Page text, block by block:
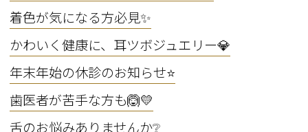
着色が気になる方必見✨
かわいく健康に、耳ツボジュエリー💎
年末年始の休診のお知らせ⭐
歯医者が苦手な方も🙆💛
舌のお悩みありませんか❔